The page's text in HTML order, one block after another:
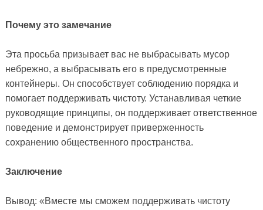
Почему это замечание
Эта просьба призывает вас не выбрасывать мусор
небрежно, а выбрасывать его в предусмотренные
контейнеры. Он способствует соблюдению порядка и
помогает поддерживать чистоту. Устанавливая четкие
руководящие принципы, он поддерживает ответственное
поведение и демонстрирует приверженность
сохранению общественного пространства.
Заключение
Вывод: «Вместе мы сможем поддерживать чистоту